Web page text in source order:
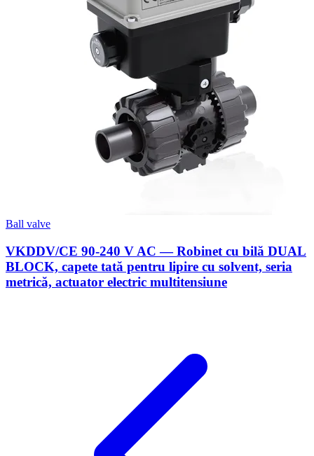
Ball valve
VKDDV/CE 90-240 V AC — Robinet cu bilă DUAL
BLOCK, capete tată pentru lipire cu solvent, seria
metrică, actuator electric multitensiune